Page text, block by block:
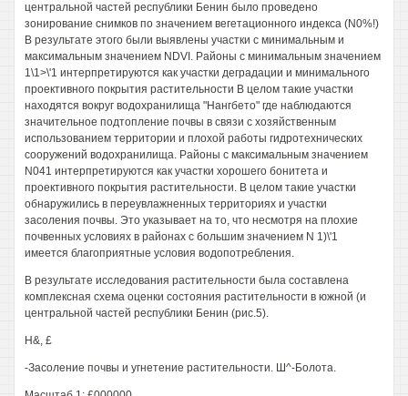
центральной частей республики Бенин было проведено
зонирование снимков по значением вегетационного индекса (N0%!)
В результате этого были выявлены участки с минимальным и
максимальным значением NDVI. Районы с минимальным значением
1\1>\'1 интерпретируются как участки деградации и минимального
проективного покрытия растительности В целом такие участки
находятся вокруг водохранилища "Нангбето" где наблюдаются
значительное подтопление почвы в связи с хозяйственным
использованием территории и плохой работы гидротехнических
сооружений водохранилища. Районы с максимальным значением
N041 интерпретируются как участки хорошего бонитета и
проективного покрытия растительности. В целом такие участки
обнаружились в переувлажненных территориях и участки
засоления почвы. Это указывает на то, что несмотря на плохие
почвенных условиях в районах с большим значением N 1)\'1
имеется благоприятные условия водопотребления.
В результате исследования растительности была составлена
комплексная схема оценки состояния растительности в южной (и
центральной частей республики Бенин (рис.5).
Н&, £
-Засоление почвы и угнетение растительности. Ш^-Болота.